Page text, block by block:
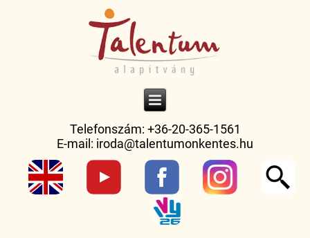
Telefonszám: +36-20-365-1561
E-mail: iroda@talentumonkentes.hu